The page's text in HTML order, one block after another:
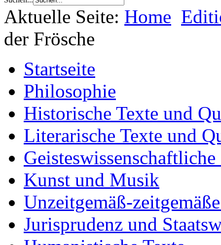
Aktuelle Seite: Home
der Frösche
Startseite
Philosophie
Historische Texte und
Literarische Texte und
Kunst und Musik
Unzeitgemäß-
Jurisprudenz und